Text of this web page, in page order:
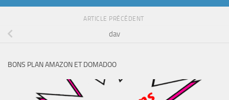
ARTICLE PRÉCÉDENT
dav
BONS PLAN AMAZON ET DOMADOO